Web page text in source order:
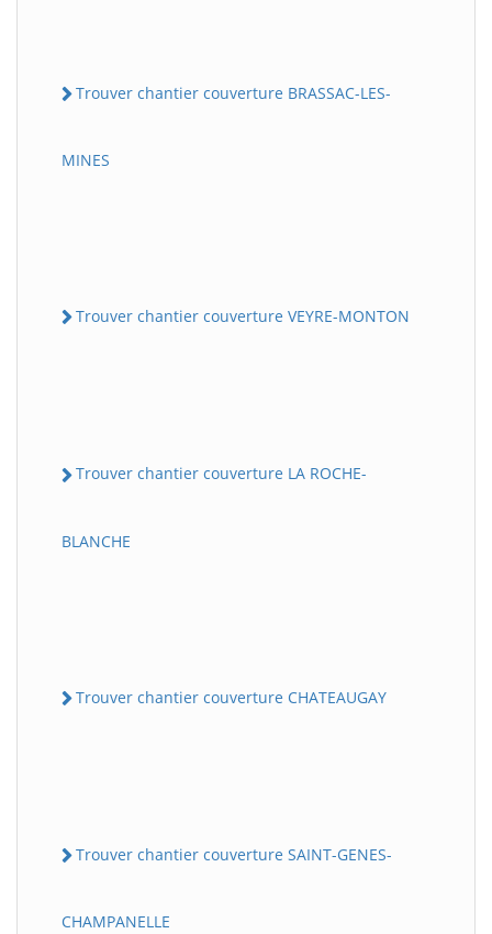
Trouver chantier couverture BRASSAC-LES-
MINES
Trouver chantier couverture VEYRE-MONTON
Trouver chantier couverture LA ROCHE-
BLANCHE
Trouver chantier couverture CHATEAUGAY
Trouver chantier couverture SAINT-GENES-
CHAMPANELLE